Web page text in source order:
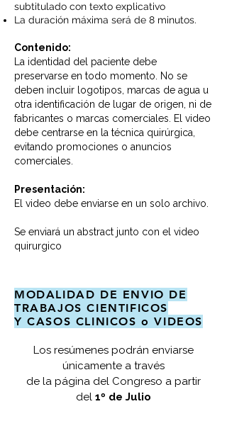
subtitulado con texto explicativo
La duración máxima será de 8 minutos.
Contenido:
La identidad del paciente debe
preservarse en todo momento. No se
deben incluir logotipos, marcas de agua u
otra identificación de lugar de origen, ni de
fabricantes o marcas comerciales. El video
debe centrarse en la técnica quirúrgica,
evitando promociones o anuncios
comerciales.
Presentación:
El video debe enviarse en un solo archivo.
Se enviará un abstract junto con el video
quirurgico
MODALIDAD DE ENVIO DE
TRABAJOS CIENTIFICOS
Y CASOS CLINICOS o VIDEOS
Los resúmenes podrán enviarse
únicamente a través
de la página del Congreso a partir
del 1º de Julio